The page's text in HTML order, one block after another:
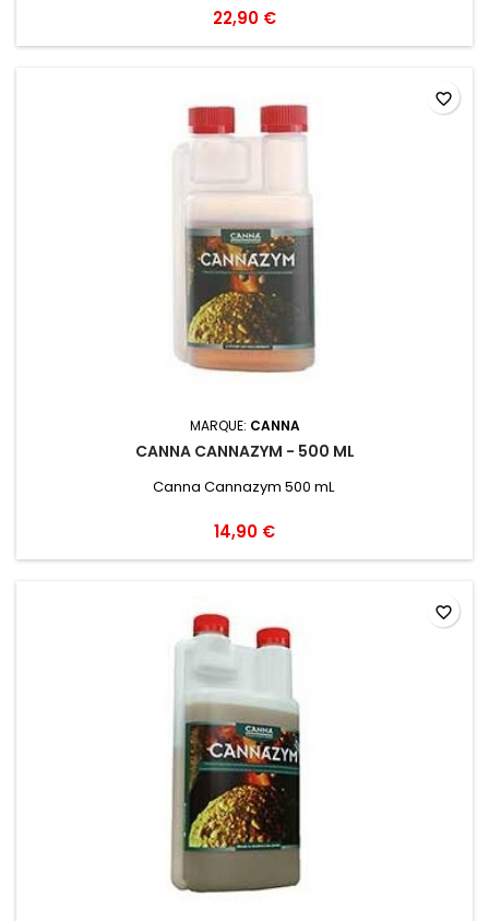
22,90 €
MARQUE: CANNA
CANNA CANNAZYM - 500 ML
Canna Cannazym 500 mL
14,90 €
favorite_border
favorite_border